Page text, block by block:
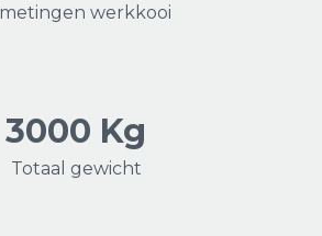
werkkooi
3000 Kg
Totaal gewicht